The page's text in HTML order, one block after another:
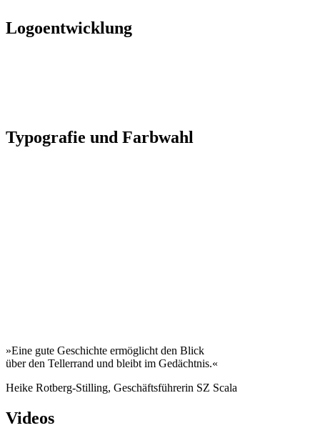
Logoentwicklung
Typografie und Farbwahl
»Eine gute Geschichte ermöglicht den Blick
über den Tellerrand und bleibt im Gedächtnis.«
Heike Rotberg-Stilling, Geschäftsführerin SZ Scala
Videos